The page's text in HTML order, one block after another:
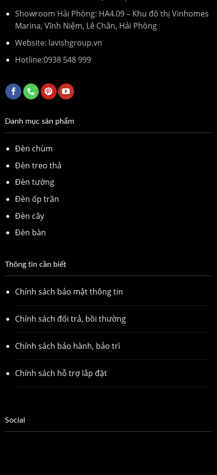
Showroom Hải Phòng: HA4.09 – Khu đô thị Vinhomes
Marina, Vĩnh Niệm, Lê Chân, Hải Phòng
Website: lavishgroup.vn
Hotline:0938 548 999
Danh mục sản phẩm
Đèn chùm
Đèn treo thả
Đèn tường
Đèn ốp trần
Đèn cây
Đèn bàn
Thông tin cần biết
Chính sách bảo mật thông tin
Chính sách đổi trả, bồi thường
Chính sách bảo hành, bảo trì
Chính sách hỗ trợ lắp đặt
Social